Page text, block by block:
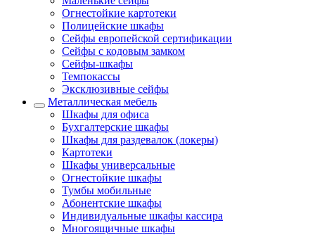
Огнестойкие картотеки
Полицейские шкафы
Сейфы европейской сертификации
Сейфы с кодовым замком
Сейфы-шкафы
Темпокассы
Эксклюзивные сейфы
Металлическая мебель
Шкафы для офиса
Бухгалтерские шкафы
Шкафы для раздевалок (локеры)
Картотеки
Шкафы универсальные
Огнестойкие шкафы
Тумбы мобильные
Абонентские шкафы
Индивидуальные шкафы кассира
Многоящичные шкафы